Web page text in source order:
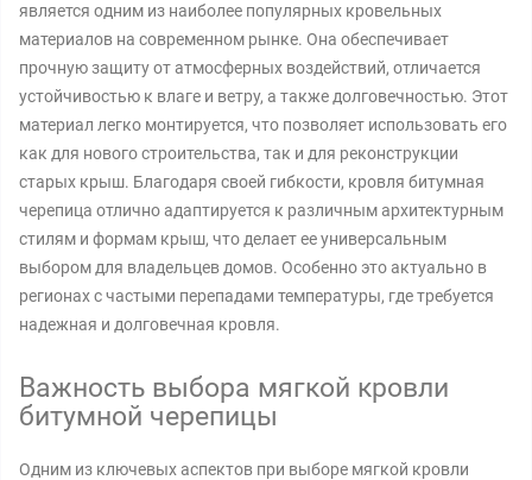
является одним из наиболее популярных кровельных
материалов на современном рынке. Она обеспечивает
прочную защиту от атмосферных воздействий, отличается
устойчивостью к влаге и ветру, а также долговечностью. Этот
материал легко монтируется, что позволяет использовать его
как для нового строительства, так и для реконструкции
старых крыш. Благодаря своей гибкости, кровля битумная
черепица отлично адаптируется к различным архитектурным
стилям и формам крыш, что делает ее универсальным
выбором для владельцев домов. Особенно это актуально в
регионах с частыми перепадами температуры, где требуется
надежная и долговечная кровля.
Важность выбора мягкой кровли
битумной черепицы
Одним из ключевых аспектов при выборе мягкой кровли